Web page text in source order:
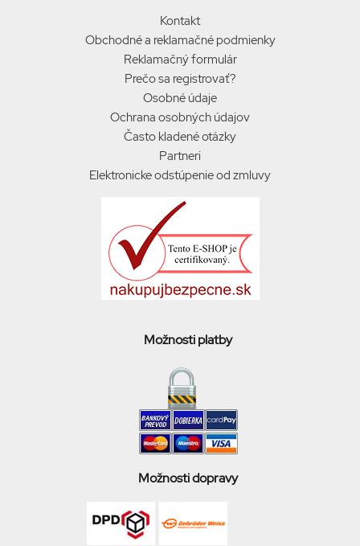
Kontakt
Obchodné a reklamačné podmienky
Reklamačný formulár
Prečo sa registrovať?
Osobné údaje
Ochrana osobných údajov
Často kladené otázky
Partneri
Elektronicke odstúpenie od zmluvy
Možnosti platby
Možnosti dopravy